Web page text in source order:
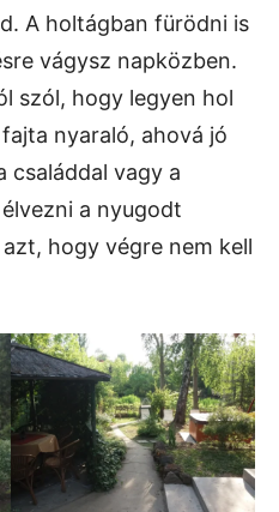
A holtágban fürödni is
vágysz napközben.
szól, hogy legyen hol
nyaraló, ahová jó
családdal vagy a
a nyugodt
hogy végre nem kell